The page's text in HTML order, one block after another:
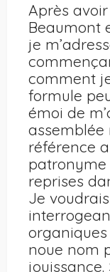
Après
Beaumont
je
comment je
formule
émoi de
assemblée
référence
patronyme
reprises
Je
organiques
noue nom